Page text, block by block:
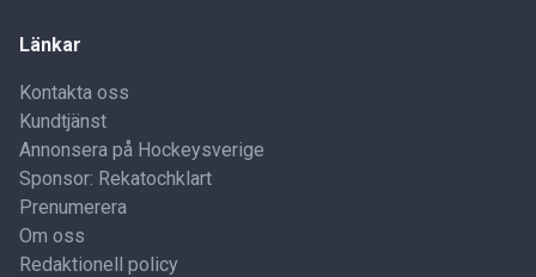
Länkar
Kontakta oss
Kundtjänst
Annonsera på Hockeysverige
Sponsor: Rekatochklart
Prenumerera
Om oss
Redaktionell policy